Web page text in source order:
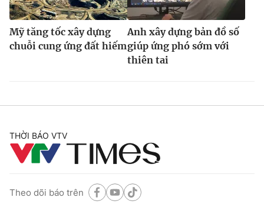
Mỹ tăng tốc xây dựng
chuỗi cung ứng đất hiếm
Anh xây dựng bản đồ số
giúp ứng phó sớm với
thiên tai
THỜI BÁO VTV
Theo dõi báo trên